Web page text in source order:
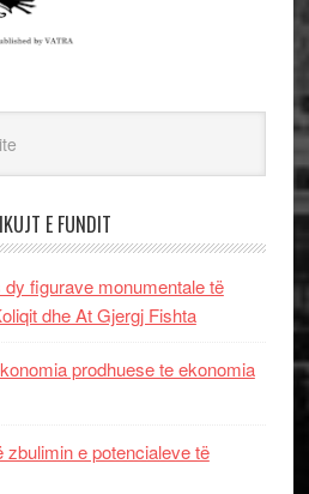
E FUNDIT
figurave monumentale të
dhe At Gjergj Fishta
prodhuese te ekonomia
e potencialeve të